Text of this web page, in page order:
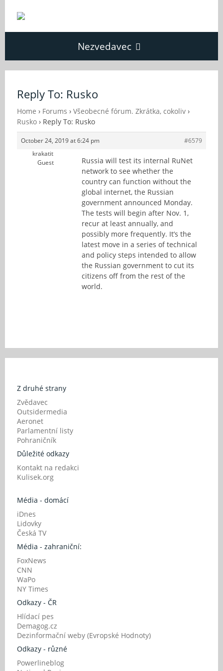
Nezvedavec
Fórum
O Nezvědavci
Kontakt
Reply To: Rusko
Home › Forums › Všeobecné fórum. Zkrátka, cokoliv ›
Rusko › Reply To: Rusko
October 24, 2019 at 6:24 pm
#6579
krakatit
Guest
Russia will test its internal RuNet
network to see whether the
country can function without the
global internet, the Russian
government announced Monday.
The tests will begin after Nov. 1,
recur at least annually, and
possibly more frequently. It’s the
latest move in a series of technical
and policy steps intended to allow
the Russian government to cut its
citizens off from the rest of the
world.
Z druhé strany
Zvědavec
Outsidermedia
Aeronet
Parlamentní listy
Pohraničník
Důležité odkazy
Kontakt na redakci
Kulisek.org
Média - domácí
iDnes
Lidovky
Česká TV
Média - zahraniční:
FoxNews
CNN
WaPo
NY Times
Odkazy - ČR
Hlídací pes
Demagog.cz
Dezinformační weby (Evropské Hodnoty)
Odkazy - různé
Powerlineblog